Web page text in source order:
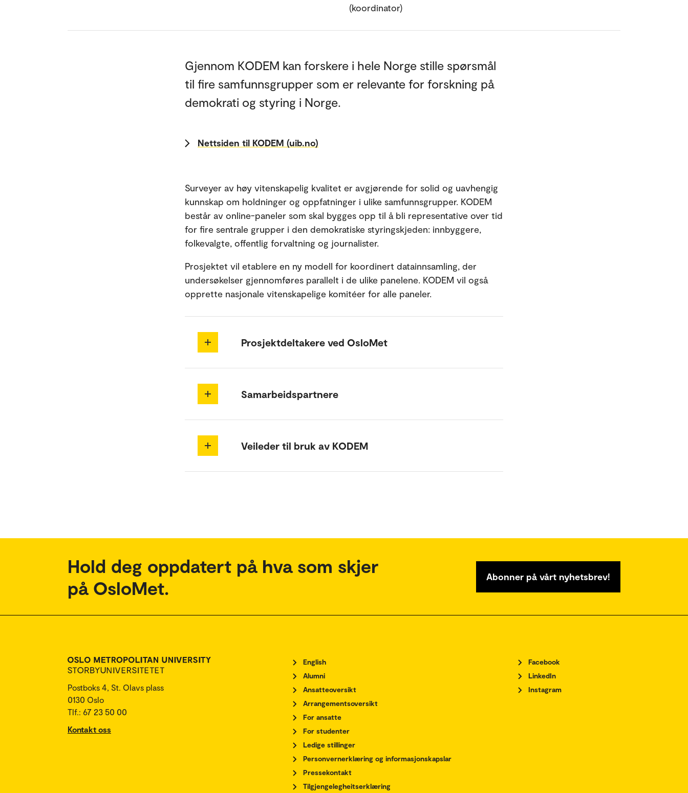
(koordinator)
Gjennom KODEM kan forskere i hele Norge stille spørsmål
til fire samfunnsgrupper som er relevante for forskning på
demokrati og styring i Norge.
Nettsiden til KODEM (uib.no)
Surveyer av høy vitenskapelig kvalitet er avgjørende for solid og uavhengig
kunnskap om holdninger og oppfatninger i ulike samfunnsgrupper. KODEM
består av online-paneler som skal bygges opp til å bli representative over tid
for fire sentrale grupper i den demokratiske styringskjeden: innbyggere,
folkevalgte, offentlig forvaltning og journalister.
Prosjektet vil etablere en ny modell for koordinert datainnsamling, der
undersøkelser gjennomføres parallelt i de ulike panelene. KODEM vil også
opprette nasjonale vitenskapelige komitéer for alle paneler.
Prosjektdeltakere ved OsloMet
Samarbeidspartnere
Veileder til bruk av KODEM
Hold deg oppdatert på hva som skjer
på OsloMet.
Abonner på vårt nyhetsbrev!
Postboks 4, St. Olavs plass
0130 Oslo
Tlf.: 67 23 50 00
Kontakt oss
English
Alumni
Ansatteoversikt
Arrangementsoversikt
For ansatte
For studenter
Ledige stillinger
Personvernerklæring og informasjonskapslar
Pressekontakt
Tilgjengelegheitserklæring
Facebook
LinkedIn
Instagram